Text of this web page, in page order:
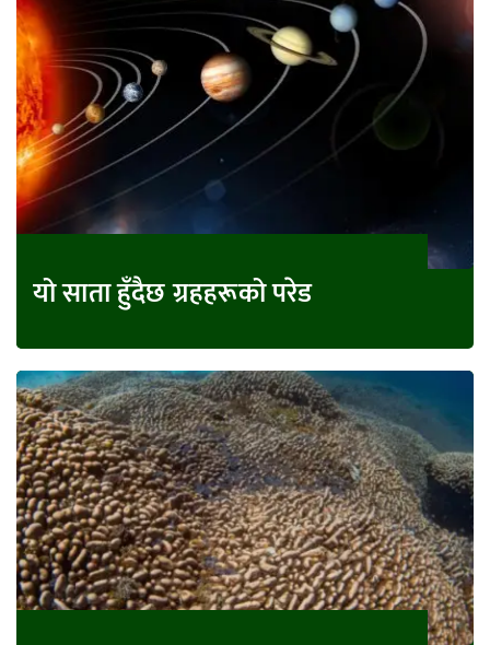
यो साता हुँदैछ ग्रहहरूको परेड